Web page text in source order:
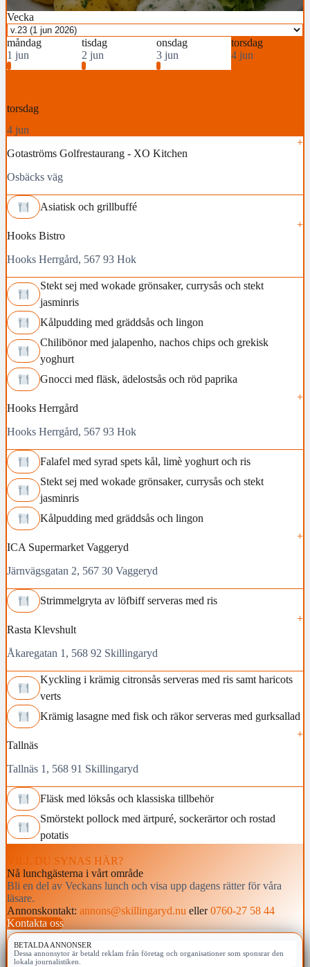
Vecka
måndag
1 jun
6
tisdag
2 jun
6
onsdag
3 jun
6
torsdag
4 jun
torsdag
4 jun
Gotaströms Golfrestaurang - XO Kitchen
Osbäcks väg
Asiatisk och grillbuffé
Hooks Bistro
Hooks Herrgård, 567 93 Hok
Stekt sej med wokade grönsaker, currysås och stekt
jasminris
Kålpudding med gräddsås och lingon
Chilibönor med jalapenho, nachos chips och grekisk
yoghurt
Gnocci med fläsk, ädelostsås och röd paprika
Hooks Herrgård
Hooks Herrgård, 567 93 Hok
Falafel med syrad spets kål, limè yoghurt och ris
Stekt sej med wokade grönsaker, currysås och stekt
jasminris
Kålpudding med gräddsås och lingon
ICA Supermarket Vaggeryd
Järnvägsgatan 2, 567 30 Vaggeryd
Strimmelgryta av löfbiff serveras med ris
Rasta Klevshult
Åkaregatan 1, 568 92 Skillingaryd
Kyckling i krämig citronsås serveras med ris samt haricots
verts
Krämig lasagne med fisk och räkor serveras med gurksallad
Tallnäs
Tallnäs 1, 568 91 Skillingaryd
Fläsk med löksås och klassiska tillbehör
Smörstekt pollock med ärtpuré, sockerärtor och rostad
potatis
VILL DU SYNAS HÄR?
Nå lunchgästerna i vårt område
Bli en del av Veckans lunch och visa upp dagens rätter för våra
läsare.
Annonskontakt: annons@skillingaryd.nu eller0760-27 58 44
Kontakta oss
BETALDA ANNONSER
Dessa annonsytor är betald reklam från företag och organisationer som sponsrar den
lokala journalistiken.